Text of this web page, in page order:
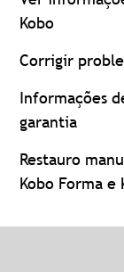
Kobo
Corrigir
Informações
garantia
Restauro
Kobo Forma e